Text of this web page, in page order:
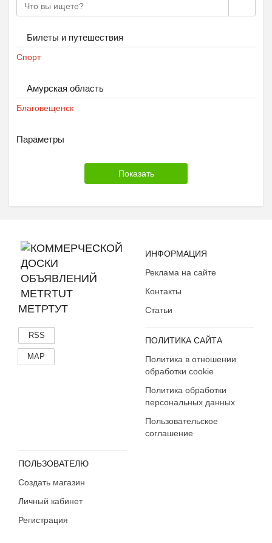
Билеты и путешествия
Спорт
Амурская область
Благовещенск
Параметры
МЕТРТУТ
RSS
MAP
ИНФОРМАЦИЯ
Реклама на сайте
Контакты
Статьи
ПОЛИТИКА САЙТА
Политика в отношении
обработки cookie
Политика обработки
персональных данных
Пользовательское
соглашение
ПОЛЬЗОВАТЕЛЮ
Создать магазин
Личный кабинет
Регистрация